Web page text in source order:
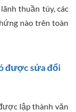
thuần túy, các
nào trên toàn
được sửa đổi
lập thành văn